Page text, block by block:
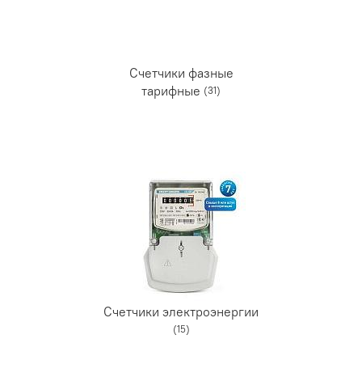
Счетчики фазные
тарифные (31)
Счетчики электроэнергии
(15)